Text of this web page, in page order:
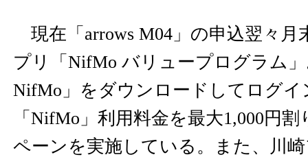
現在「arrows M04」の申込翌々月
プリ「NifMo バリュープログラム
NifMo」をダウンロードしてログイ
「NifMo」利用料金を最大1,000円
ペーンを実施している。また、川